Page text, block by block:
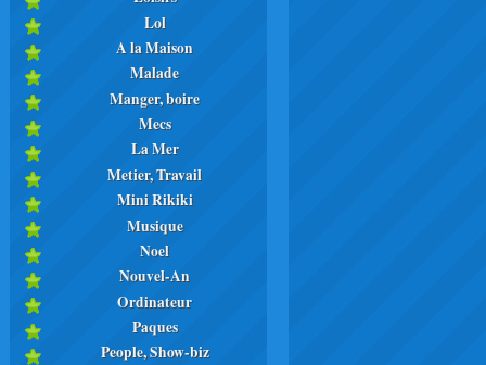
Lol
A la Maison
Malade
Manger, boire
Mecs
La Mer
Metier, Travail
Mini Rikiki
Musique
Noel
Nouvel-An
Ordinateur
Paques
People, Show-biz